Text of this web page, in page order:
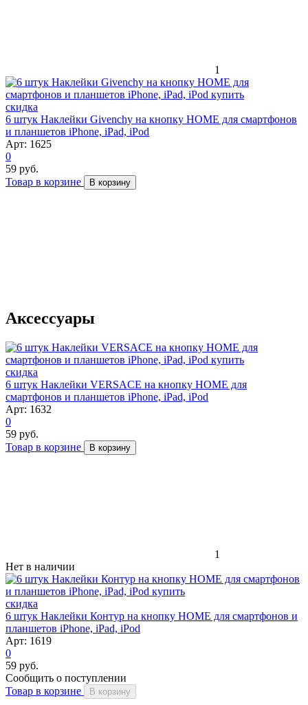
1
скидка
6 штук Наклейки Givenchy на кнопку HOME для смартфонов
и планшетов iPhone, iPad, iPod
Арт: 1625
0
59 руб.
Товар в корзине
В корзину
Аксессуары
скидка
6 штук Наклейки VERSACE на кнопку HOME для
смартфонов и планшетов iPhone, iPad, iPod
Арт: 1632
0
59 руб.
Товар в корзине
В корзину
1
Нет в наличии
скидка
6 штук Наклейки Контур на кнопку HOME для смартфонов и
планшетов iPhone, iPad, iPod
Арт: 1619
0
59 руб.
Сообщить о поступлении
Товар в корзине
В корзину